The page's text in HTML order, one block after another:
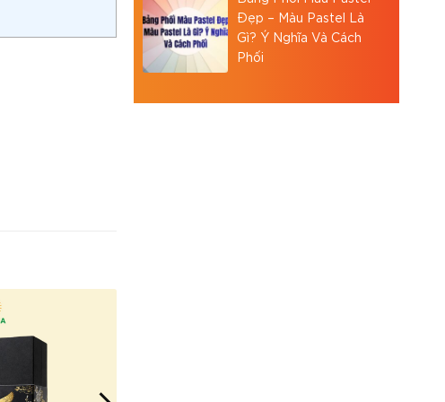
Đẹp – Màu Pastel Là
Gì? Ý Nghĩa Và Cách
Phối